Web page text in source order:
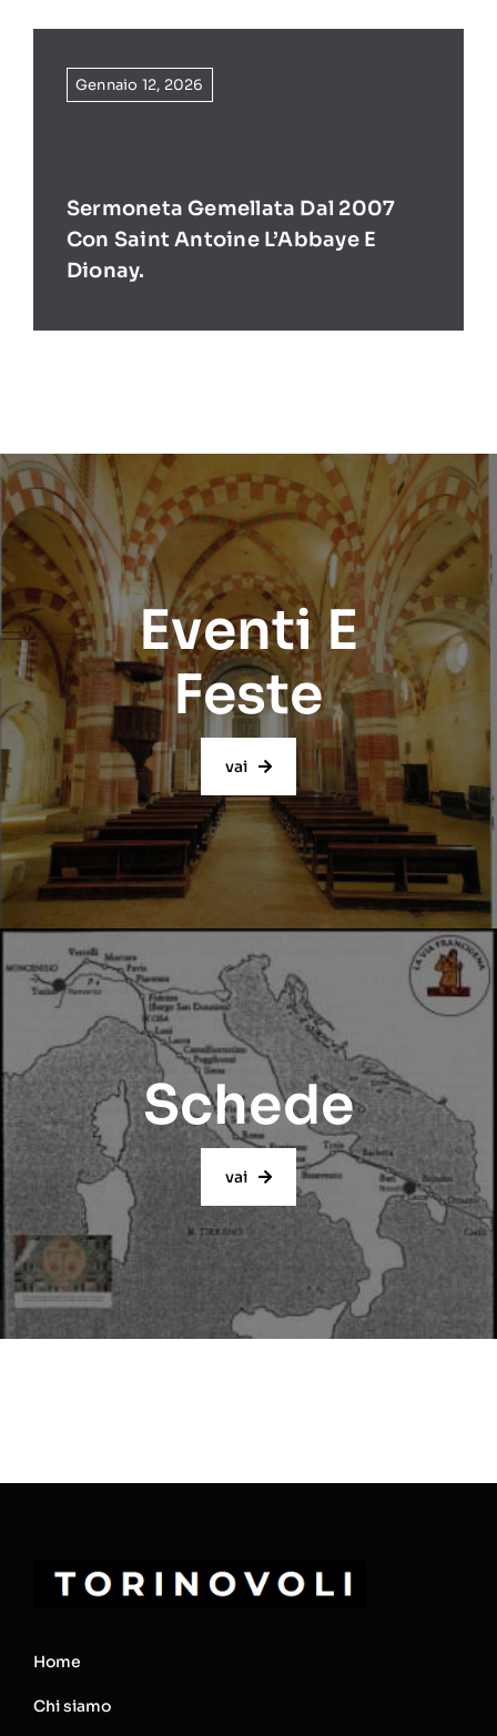
Gennaio 12, 2026
Sermoneta Gemellata Dal 2007
Con Saint Antoine L’Abbaye E
Dionay.
Eventi E
Feste
vai
Schede
vai
Home
Chi siamo